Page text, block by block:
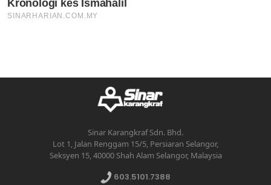
Sinar Karangkraf Sdn. Bhd.
Lot 1, Jalan Renggam 15/5, Persiaran Selangor,
Seksyen 15, 40000 Shah Alam Selangor, Malaysia
603.5101.7388